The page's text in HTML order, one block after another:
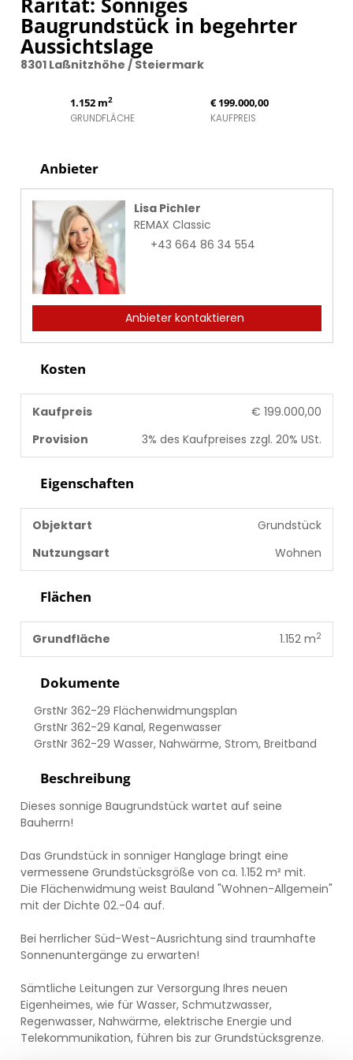
Baugrundstück in begehrter
Aussichtslage
8301 Laßnitzhöhe / Steiermark
1.152 m2
GRUNDFLÄCHE
€ 199.000,00
KAUFPREIS
Beschreibung
Dieses sonnige Baugrundstück wartet auf seine
Bauherrn!
Das Grundstück in sonniger Hanglage bringt eine
vermessene Grundstücksgröße von ca. 1.152 m² mit.
Die Flächenwidmung weist Bauland "Wohnen-Allgemein"
mit der Dichte 02.-04 auf.
Bei herrlicher Süd-West-Ausrichtung sind traumhafte
Sonnenuntergänge zu erwarten!
Sämtliche Leitungen zur Versorgung Ihres neuen
Eigenheimes, wie für Wasser, Schmutzwasser,
Regenwasser, Nahwärme, elektrische Energie und
Telekommunikation, führen bis zur Grundstücksgrenze.
Anbieter
Lisa Pichler
REMAX Classic
+43 664 86 34 554
Anbieter kontaktieren
Kosten
Kaufpreis
€ 199.000,00
Provision
3% des Kaufpreises zzgl. 20% USt.
Eigenschaften
Objektart
Grundstück
Nutzungsart
Wohnen
Flächen
Grundfläche 1.152 m2
Dokumente
GrstNr 362-29 Flächenwidmungsplan
GrstNr 362-29 Kanal, Regenwasser
GrstNr 362-29 Wasser, Nahwärme, Strom, Breitband